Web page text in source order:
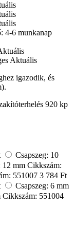
4-6 munkanap
Aktuális
igazodik, és
920 kp
Csapszeg: 10
12 mm Cikkszám:
551007 3 784 Ft
Csapszeg: 6 mm
Cikkszám: 551004